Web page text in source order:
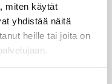
miten käytät
yhdistää näitä
heille tai joita on
ja